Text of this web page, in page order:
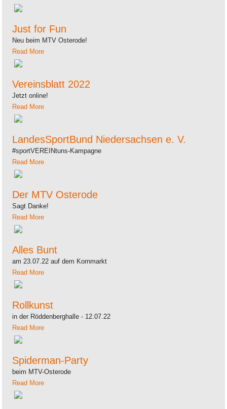
Just for Fun
Neu beim MTV Osterode!
Read More
Vereinsblatt 2022
Jetzt online!
Read More
LandesSportBund Niedersachsen e. V.
#sportVEREINtuns-Kampagne
Read More
Der MTV Osterode
Sagt Danke!
Read More
Alles Bunt
am 23.07.22 auf dem Kornmarkt
Read More
Rollkunst
in der Röddenberghalle - 12.07.22
Read More
Spiderman-Party
beim MTV-Osterode
Read More